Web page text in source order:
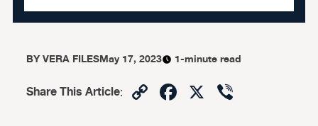
BYVERA FILESMay 17, 2023 1-minute read
Share This Article: CopyFacebook
X